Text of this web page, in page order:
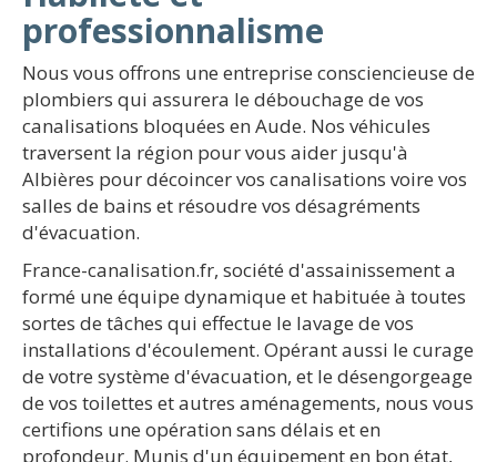
professionnalisme
Nous vous offrons une entreprise consciencieuse de
plombiers qui assurera le débouchage de vos
canalisations bloquées en Aude. Nos véhicules
traversent la région pour vous aider jusqu'à
Albières pour décoincer vos canalisations voire vos
salles de bains et résoudre vos désagréments
d'évacuation.
France-canalisation.fr, société d'assainissement a
formé une équipe dynamique et habituée à toutes
sortes de tâches qui effectue le lavage de vos
installations d'écoulement. Opérant aussi le curage
de votre système d'évacuation, et le désengorgeage
de vos toilettes et autres aménagements, nous vous
certifions une opération sans délais et en
profondeur. Munis d'un équipement en bon état,